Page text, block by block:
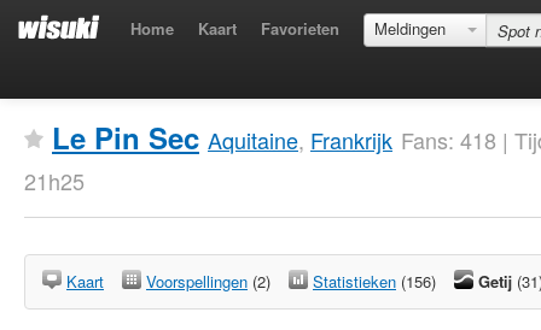
Home Kaart Favorieten Meldingen
Le Pin Sec Aquitaine, Frankrijk Fans: 418 |
21h25
Kaart Voorspellingen (2) Statistieken (156) Getij